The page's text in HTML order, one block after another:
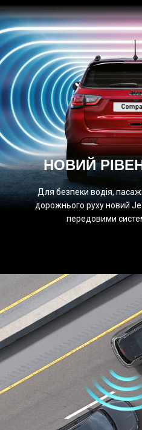
НОВИЙ
Для безпеки водія,
дорожнього руху новий
передовими